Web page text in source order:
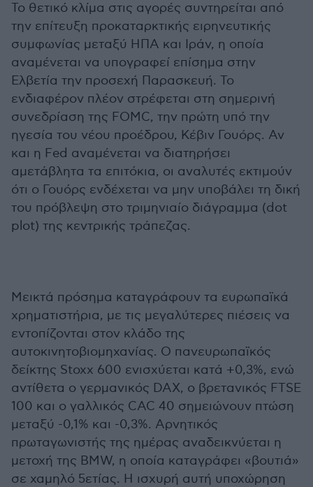
Το θετικό κλίμα στις αγορές συντηρείται από
την επίτευξη προκαταρκτικής ειρηνευτικής
συμφωνίας μεταξύ ΗΠΑ και Ιράν, η οποία
αναμένεται να υπογραφεί επίσημα στην
Ελβετία την προσεχή Παρασκευή. Το
ενδιαφέρον πλέον στρέφεται στη σημερινή
συνεδρίαση της FOMC, την πρώτη υπό την
ηγεσία του νέου προέδρου, Κέβιν Γουόρς. Αν
και η Fed αναμένεται να διατηρήσει
αμετάβλητα τα επιτόκια, οι αναλυτές εκτιμούν
ότι ο Γουόρς ενδέχεται να μην υποβάλει τη δική
του πρόβλεψη στο τριμηνιαίο διάγραμμα (dot
plot) της κεντρικής τράπεζας.
Μεικτά πρόσημα καταγράφουν τα ευρωπαϊκά
χρηματιστήρια, με τις μεγαλύτερες πιέσεις να
εντοπίζονται στον κλάδο της
αυτοκινητοβιομηχανίας. Ο πανευρωπαϊκός
δείκτης Stoxx 600 ενισχύεται κατά +0,3%, ενώ
αντίθετα ο γερμανικός DAX, ο βρετανικός FTSE
100 και ο γαλλικός CAC 40 σημειώνουν πτώση
μεταξύ -0,1% και -0,3%. Αρνητικός
πρωταγωνιστής της ημέρας αναδεικνύεται η
μετοχή της BMW, η οποία καταγράφει «βουτιά»
σε χαμηλό 5ετίας. Η ισχυρή αυτή υποχώρηση